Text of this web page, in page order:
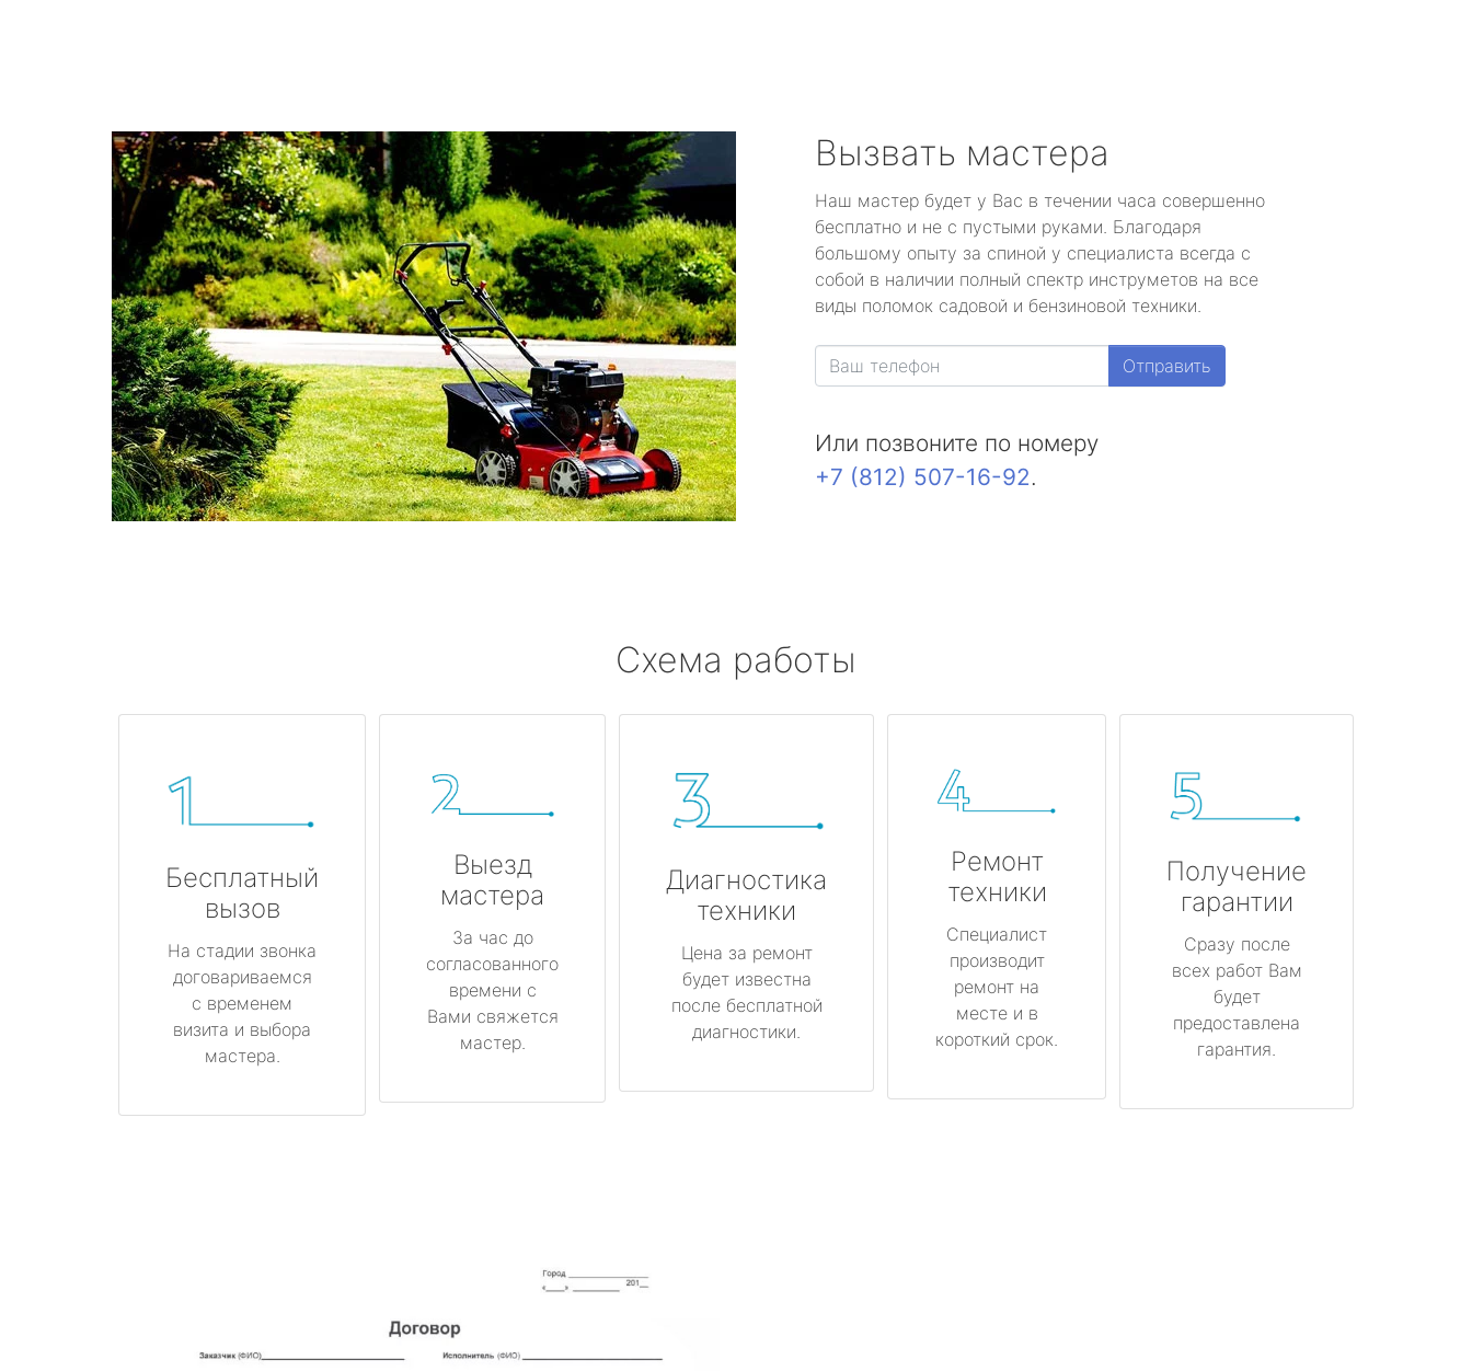
Вызвать мастера
Наш мастер будет у Вас в течении часа совершенно
бесплатно и не с пустыми руками. Благодаря
большому опыту за спиной у специалиста всегда с
собой в наличии полный спектр инструметов на все
виды поломок садовой и бензиновой техники.
Отправить
Или позвоните по номеру
+7 (812) 507-16-92.
Схема работы
Бесплатный
вызов
На стадии звонка
договариваемся
с временем
визита и выбора
мастера.
Выезд
мастера
За час до
согласованного
времени с
Вами свяжется
мастер.
Диагностика
техники
Цена за ремонт
будет известна
после бесплатной
диагностики.
Ремонт
техники
Специалист
производит
ремонт на
месте и в
короткий срок.
Получение
гарантии
Сразу после
всех работ Вам
будет
предоставлена
гарантия.